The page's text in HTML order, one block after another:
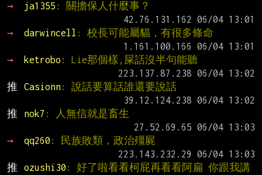
→
ja1355 : 關擔保人什麼事？
→
darwincell : 校長可能屬貓，有很多條命
→
ketrobo : Lie那個樣,屎話沒半句能聽
推
Casionn: 說話要算話誰還要說話
推
nok7 : 人無信就是畜生
→
qq260 : 民族敗類，政治殭屍
推
ozushi30 : 好了啦看看柯屁再看看阿扁 你跟我講